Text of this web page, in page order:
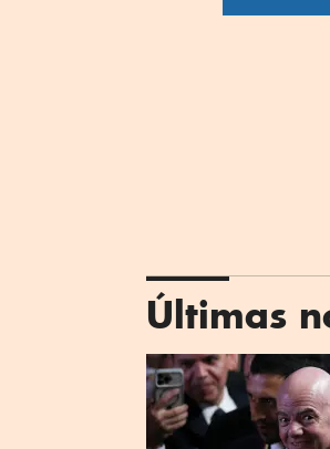
Últimas